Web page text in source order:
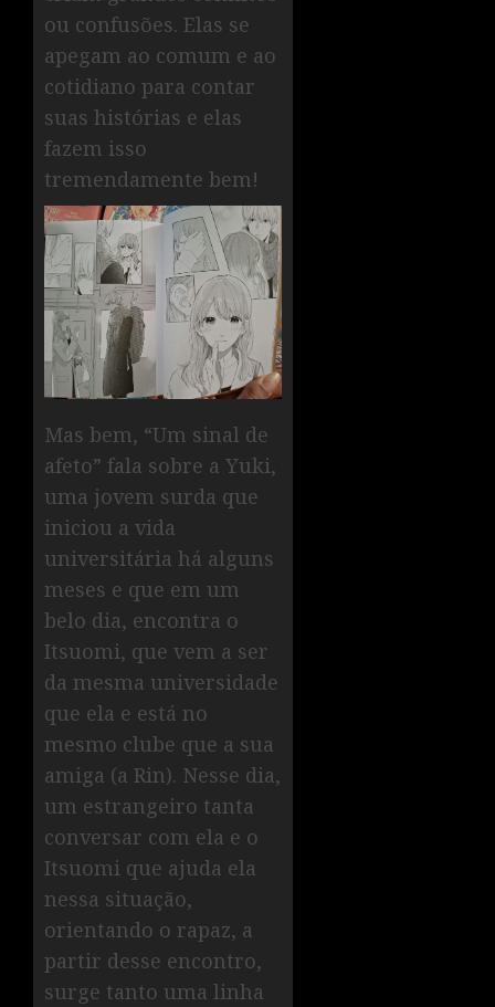
ou confusões. Elas se
apegam ao comum e ao
cotidiano para contar
suas histórias e elas
fazem isso
tremendamente bem!
Mas bem, “Um sinal de
afeto” fala sobre a Yuki,
uma jovem surda que
iniciou a vida
universitária há alguns
meses e que em um
belo dia, encontra o
Itsuomi, que vem a ser
da mesma universidade
que ela e está no
mesmo clube que a sua
amiga (a Rin). Nesse dia,
um estrangeiro tanta
conversar com ela e o
Itsuomi que ajuda ela
nessa situação,
orientando o rapaz, a
partir desse encontro,
surge tanto uma linha